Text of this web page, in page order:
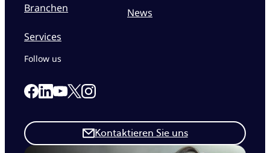
Branchen
Services
News
Kontaktieren Sie uns
Follow us
Link to our Facebook page
Link to our Linkedin page
Link to our Youtube page
Link to our X page
Link to our Instagram page